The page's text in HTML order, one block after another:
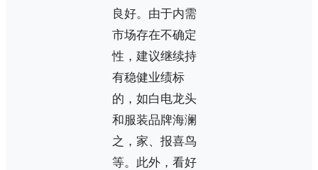
良好。由于内需
市场存在不确定
性，建议继续持
有稳健业绩标
的，如白电龙头
和服装品牌海澜
之，家、报喜鸟
等。此外，看好